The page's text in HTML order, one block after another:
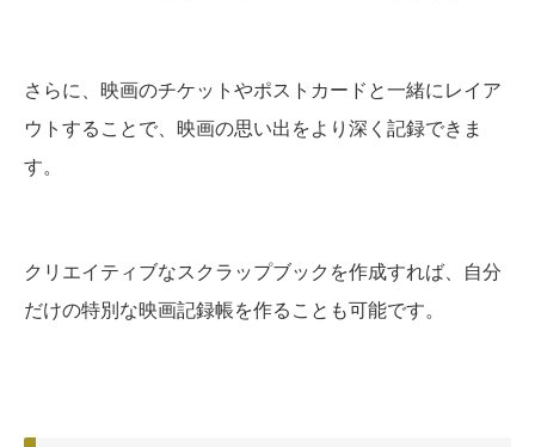
さらに、映画のチケットやポストカードと一緒にレイア
ウトすることで、映画の思い出をより深く記録できま
す。
クリエイティブなスクラップブックを作成すれば、自分
だけの特別な映画記録帳を作ることも可能です。